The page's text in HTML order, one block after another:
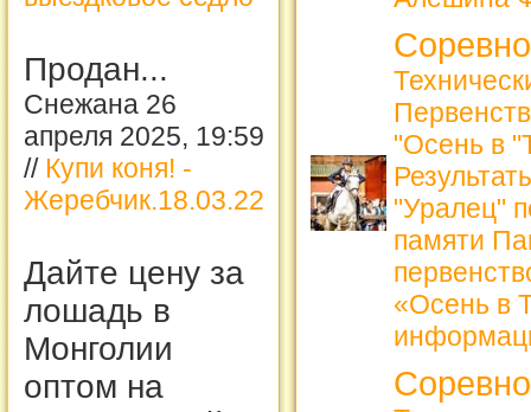
Продан...
Снежана 26
апреля 2025, 19:59
// Купи коня! -
Жеребчик.18.03.22
Дайте цену за
лошадь в
Монголии
оптом на
"Осень в
"Уралец"
памяти
«Осень в